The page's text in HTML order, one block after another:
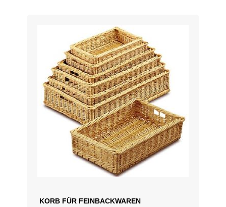
KORB FÜR FEINBACKWAREN